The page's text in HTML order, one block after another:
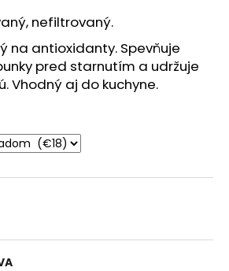
nefiltrovaný.
na antioxidanty. Spevňuje
pred starnutím a udržuje
Vhodný aj do kuchyne.
HĽADAŤ